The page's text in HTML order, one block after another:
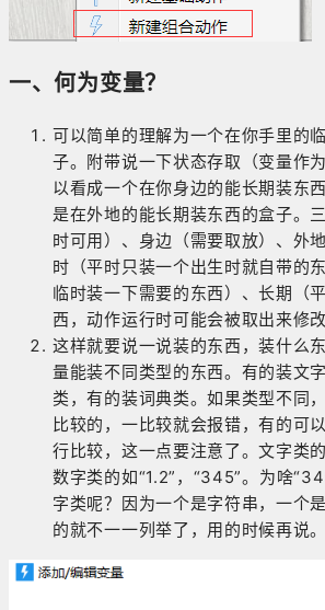
一、何为变量？
可以简单的理解为一个在你手里的
子。附带说一下状态存取（变量作
以看成一个在你身边的能长期装东
是在外地的能长期装东西的盒子。
时可用）、身边（需要取放）、外
时（平时只装一个出生时就自带的
临时装一下需要的东西）、长期（
西，动作运行时可能会被取出来修
这样就要说一说装的东西，装什么
量能装不同类型的东西。有的装文
类，有的装词典类。如果类型不同
比较的，一比较就会报错，有的可
行比较，这一点要注意了。文字类
数字类的如“1.2”，“345”。为啥
字类呢？因为一个是字符串，一个
的就不一一列举了，用的时候再说。